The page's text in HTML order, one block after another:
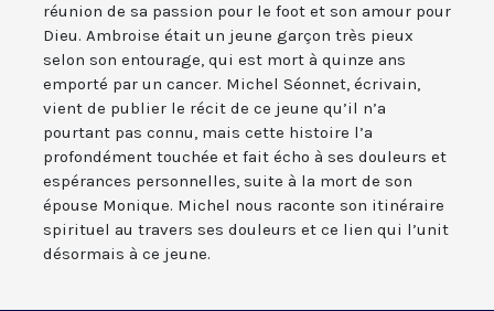
réunion de sa passion pour le foot et son amour pour
Dieu. Ambroise était un jeune garçon très pieux
selon son entourage, qui est mort à quinze ans
emporté par un cancer. Michel Séonnet, écrivain,
vient de publier le récit de ce jeune qu’il n’a
pourtant pas connu, mais cette histoire l’a
profondément touchée et fait écho à ses douleurs et
espérances personnelles, suite à la mort de son
épouse Monique. Michel nous raconte son itinéraire
spirituel au travers ses douleurs et ce lien qui l’unit
désormais à ce jeune.